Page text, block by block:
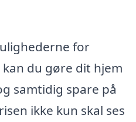
for
du gøre dit hjem
samtidig spare på
ikke kun skal ses